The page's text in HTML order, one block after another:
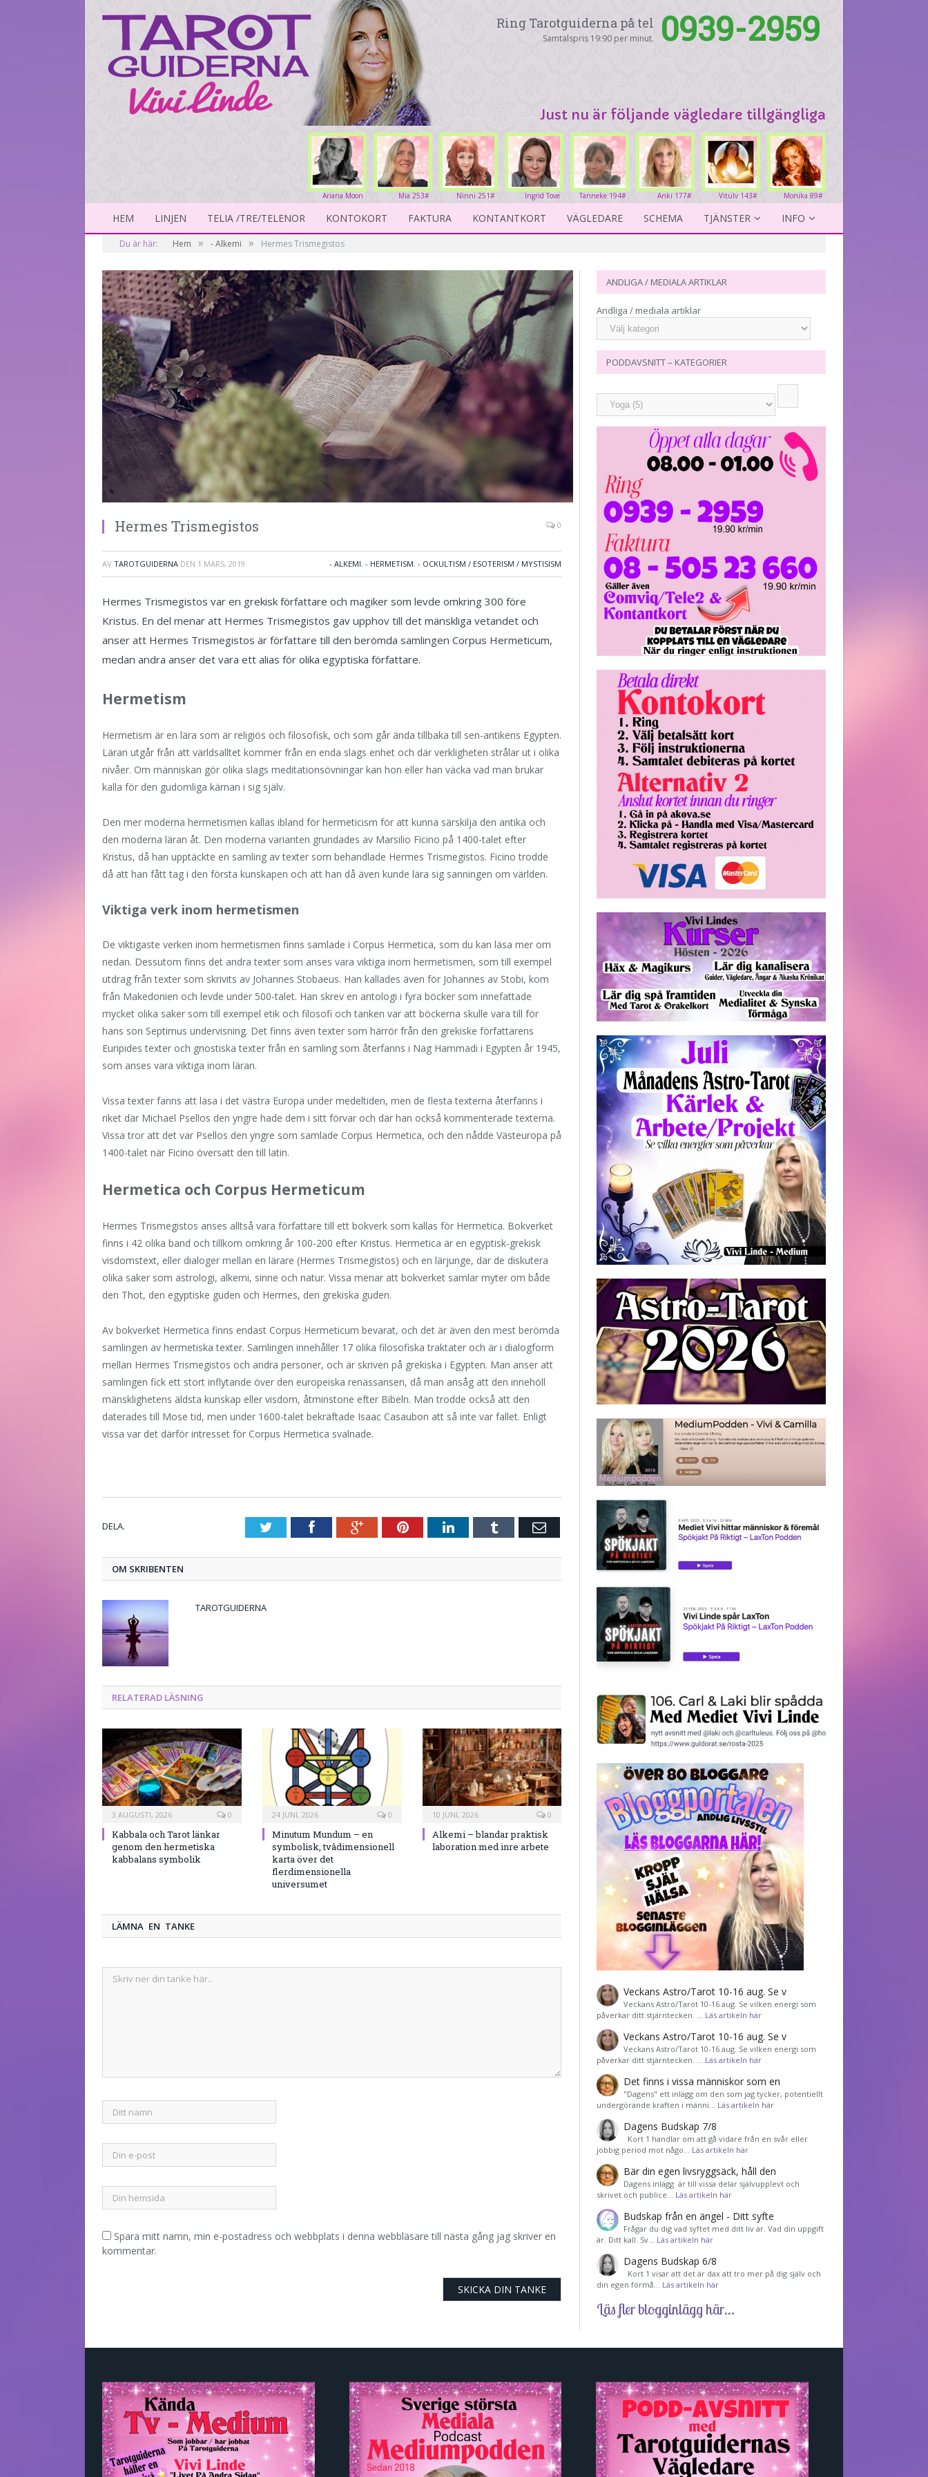
Ring Tarotguiderna på tel
Samtalspris 19:90 per minut. 0939-2959
Just nu är följande vägledare tillgängliga
Monika 89#
Vitulv 143#
Anki 177#
Tanneke 194#
Ingrid Tove
234#
Ninni 251#
Mia 253#
Ariana Moon
263#
HEM LINJEN TELIA /TRE/TELENOR KONTOKORT FAKTURA KONTANTKORT VÄGLEDARE SCHEMA TJÄNSTER INFO
Du är här: Hem » - Alkemi » Hermes Trismegistos
Hermes Trismegistos 0
AV TAROTGUIDERNA DEN 1 MARS, 2019 - ALKEMI,- HERMETISM,- OCKULTISM / ESOTERISM / MYSTISISM
Hermes Trismegistos var en grekisk författare och magiker som levde omkring 300 före
Kristus. En del menar att Hermes Trismegistos gav upphov till det mänskliga vetandet och
anser att Hermes Trismegistos är författare till den berömda samlingen Corpus Hermeticum,
medan andra anser det vara ett alias för olika egyptiska författare.
Hermetism
Hermetism är en lära som är religiös och filosofisk, och som går ända tillbaka till sen-antikens Egypten.
Läran utgår från att världsalltet kommer från en enda slags enhet och där verkligheten strålar ut i olika
nivåer. Om människan gör olika slags meditationsövningar kan hon eller han väcka vad man brukar
kalla för den gudomliga kärnan i sig själv.
Den mer moderna hermetismen kallas ibland för hermeticism för att kunna särskilja den antika och
den moderna läran åt. Den moderna varianten grundades av Marsilio Ficino på 1400-talet efter
Kristus, då han upptäckte en samling av texter som behandlade Hermes Trismegistos. Ficino trodde
då att han fått tag i den första kunskapen och att han då även kunde lära sig sanningen om världen.
Viktiga verk inom hermetismen
De viktigaste verken inom hermetismen finns samlade i Corpus Hermetica, som du kan läsa mer om
nedan. Dessutom finns det andra texter som anses vara viktiga inom hermetismen, som till exempel
utdrag från texter som skrivits av Johannes Stobaeus. Han kallades även för Johannes av Stobi, kom
från Makedonien och levde under 500-talet. Han skrev en antologi i fyra böcker som innefattade
mycket olika saker som till exempel etik och filosofi och tanken var att böckerna skulle vara till för
hans son Septimus undervisning. Det finns även texter som härrör från den grekiske författarens
Euripides texter och gnostiska texter från en samling som återfanns i Nag Hammadi i Egypten år 1945,
som anses vara viktiga inom läran.
Vissa texter fanns att läsa i det västra Europa under medeltiden, men de flesta texterna återfanns i
riket där Michael Psellos den yngre hade dem i sitt förvar och där han också kommenterade texterna.
Vissa tror att det var Psellos den yngre som samlade Corpus Hermetica, och den nådde Västeuropa på
1400-talet när Ficino översatt den till latin.
Hermetica och Corpus Hermeticum
Hermes Trismegistos anses alltså vara författare till ett bokverk som kallas för Hermetica. Bokverket
finns i 42 olika band och tillkom omkring år 100-200 efter Kristus. Hermetica är en egyptisk-grekisk
visdomstext, eller dialoger mellan en lärare (Hermes Trismegistos) och en lärjunge, där de diskutera
olika saker som astrologi, alkemi, sinne och natur. Vissa menar att bokverket samlar myter om både
den Thot, den egyptiske guden och Hermes, den grekiska guden.
Av bokverket Hermetica finns endast Corpus Hermeticum bevarat, och det är även den mest berömda
samlingen av hermetiska texter. Samlingen innehåller 17 olika filosofiska traktater och är i dialogform
mellan Hermes Trismegistos och andra personer, och är skriven på grekiska i Egypten. Man anser att
samlingen fick ett stort inflytande över den europeiska renässansen, då man ansåg att den innehöll
mänsklighetens äldsta kunskap eller visdom, åtminstone efter Bibeln. Man trodde också att den
daterades till Mose tid, men under 1600-talet bekräftade Isaac Casaubon att så inte var fallet. Enligt
vissa var det därför intresset för Corpus Hermetica svalnade.
DELA. TwitterFacebookGoogle+PinterestLinkedInTumblr E-
OM SKRIBENTEN
TAROTGUIDERNA
RELATERAD LÄSNING
3 AUGUSTI, 2026 0
Kabbala och Tarot länkar
genom den hermetiska
kabbalans symbolik
24 JUNI, 2026 0
Minutum Mundum – en
symbolisk, tvådimensionell
karta över det
flerdimensionella
universumet
10 JUNI, 2026 0
Alkemi – blandar praktisk
laboration med inre arbete
LÄMNA EN TANKE
Spara mitt namn, min e-postadress och webbplats i denna webbläsare till nästa gång jag skriver en
kommentar.
ANDLIGA / MEDIALA ARTIKLAR
Andliga / mediala artiklar
PODDAVSNITT – KATEGORIER
Veckans Astro/Tarot 10-16 aug. Se v
Veckans Astro/Tarot 10-16 aug. Se vilken energi som
påverkar ditt stjärntecken. … Läs artikeln här
Veckans Astro/Tarot 10-16 aug. Se v
Veckans Astro/Tarot 10-16 aug. Se vilken energi som
påverkar ditt stjärntecken. … Läs artikeln här
Det finns i vissa människor som en
"Dagens" ett inlägg om den som jag tycker, potentiellt
undergörande kraften i männi… Läs artikeln här
Dagens Budskap 7/8
Kort 1 handlar om att gå vidare från en svår eller
jobbig period mot någo… Läs artikeln här
Bär din egen livsryggsäck, håll den
Dagens inlägg är till vissa delar självupplevt och
skrivet och publice… Läs artikeln här
Budskap från en ängel - Ditt syfte
Frågar du dig vad syftet med ditt liv är. Vad din uppgift
är. Ditt kall. Sv… Läs artikeln här
Dagens Budskap 6/8
Kort 1 visar att det är dax att tro mer på dig själv och
din egen förmå… Läs artikeln här
Läs fler blogginlägg här...